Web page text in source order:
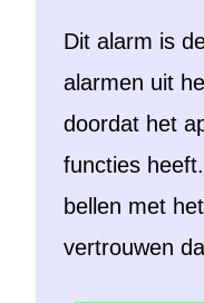
Dit alarm is
alarmen uit
doordat het
functies
bellen met
vertrouwen